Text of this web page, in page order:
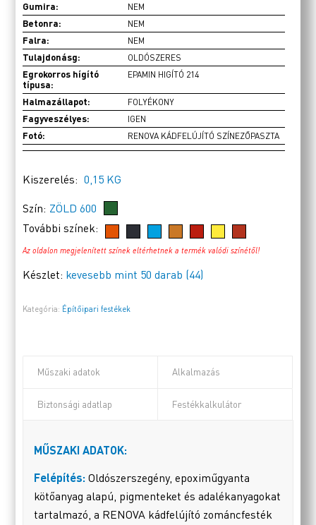
Gumira: NEM
Betonra: NEM
Falra: NEM
Tulajdonásg: OLDÓSZERES
Egrokorros hígító
típusa:
EPAMIN HIGÍTÓ 214
Halmazállapot: FOLYÉKONY
Fagyveszélyes: IGEN
Fotó: RENOVA KÁDFELÚJÍTÓ SZÍNEZŐPASZTA
Kiszerelés: 0,15 KG
Szín: ZÖLD 600
További színek:
Az oldalon megjelenített színek eltérhetnek a termék valódi színétől!
Készlet: kevesebb mint 50 darab (44)
Kategória: Építőipari festékek
Műszaki adatok Alkalmazás
Biztonsági adatlap Festékkalkulátor
MŰSZAKI ADATOK:
Felépítés: Oldószerszegény, epoximűgyanta
kötőanyag alapú, pigmenteket és adalékanyagokat
tartalmazó, a RENOVA kádfelújító zománcfesték